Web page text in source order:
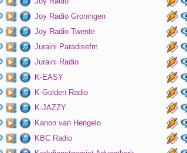
Joy Radio Groningen
Joy Radio Twente
Juraini Paradisefm
Juraini Radio
K-EASY
K-Golden Radio
K-JAZZY
Kanon van Hengelo
KBC Radio